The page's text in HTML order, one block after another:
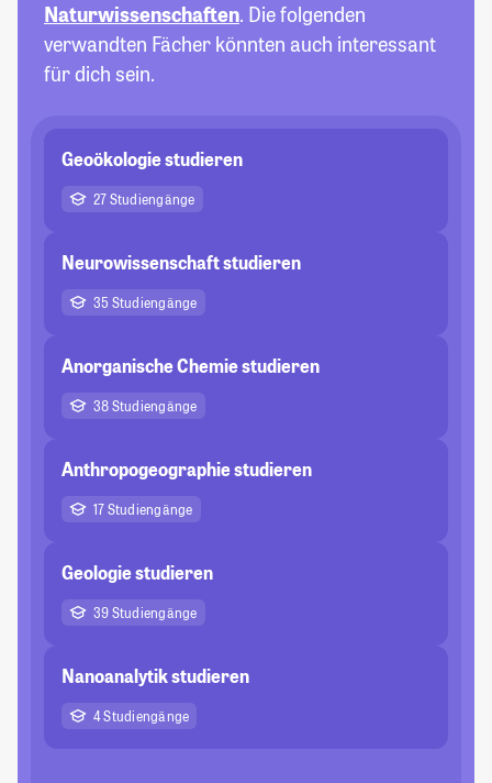
Naturwissenschaften. Die folgenden
verwandten Fächer könnten auch interessant
für dich sein.
Geoökologie studieren
27 Studiengänge
Neurowissenschaft studieren
35 Studiengänge
Anorganische Chemie studieren
38 Studiengänge
Anthropogeographie studieren
17 Studiengänge
Geologie studieren
39 Studiengänge
Nanoanalytik studieren
4 Studiengänge